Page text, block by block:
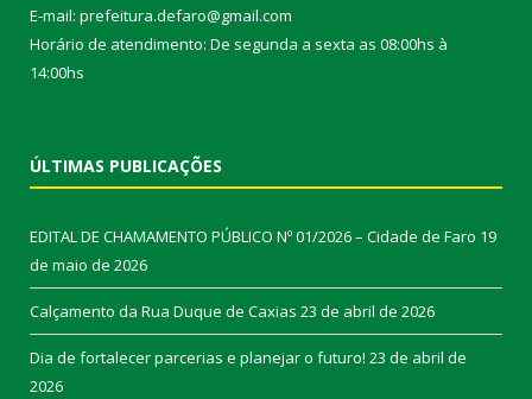
E-mail: prefeitura.defaro@gmail.com
Horário de atendimento: De segunda a sexta as 08:00hs à
14:00hs
ÚLTIMAS PUBLICAÇÕES
EDITAL DE CHAMAMENTO PÚBLICO Nº 01/2026 – Cidade de Faro 19
de maio de 2026
Calçamento da Rua Duque de Caxias 23 de abril de 2026
Dia de fortalecer parcerias e planejar o futuro! 23 de abril de
2026